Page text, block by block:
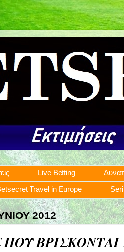
Live Betting
Travel in Europe
2012